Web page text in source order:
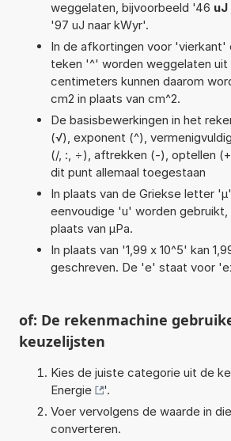
weggelaten, bijvoorbeeld '46
'97 uJ naar kWyr'.
In de afkortingen voor 'vierkant'
teken '^' worden weggelaten
centimeters kunnen daarom
cm2 in plaats van cm^2.
De basisbewerkingen in het
(√), exponent (^),
(/, :, ÷), aftrekken (-), optellen
dit punt allemaal toegestaan
In plaats van de Griekse letter
eenvoudige 'u' worden gebruikt,
plaats van µPa.
In plaats van '1,99 x 10^5' kan
geschreven. De 'e' staat voor
of: De rekenmachine
keuzelijsten
Kies de juiste categorie uit de
Energie
'.
Voer vervolgens de waarde in
converteren.